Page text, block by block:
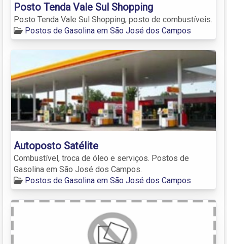
Posto Tenda Vale Sul Shopping
Posto Tenda Vale Sul Shopping, posto de combustíveis.
Postos de Gasolina em São José dos Campos
Autoposto Satélite
Combustível, troca de óleo e serviços. Postos de
Gasolina em São José dos Campos.
Postos de Gasolina em São José dos Campos